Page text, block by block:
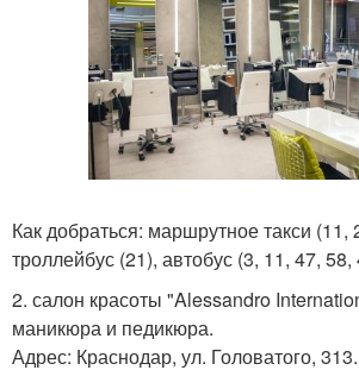
Как добраться: маршрутное такси (11,
троллейбус (21), автобус (3, 11, 47, 58,
2. салон красоты "Alessandro
маникюра и педикюра.
Адрес: Краснодар, ул. Головатого,